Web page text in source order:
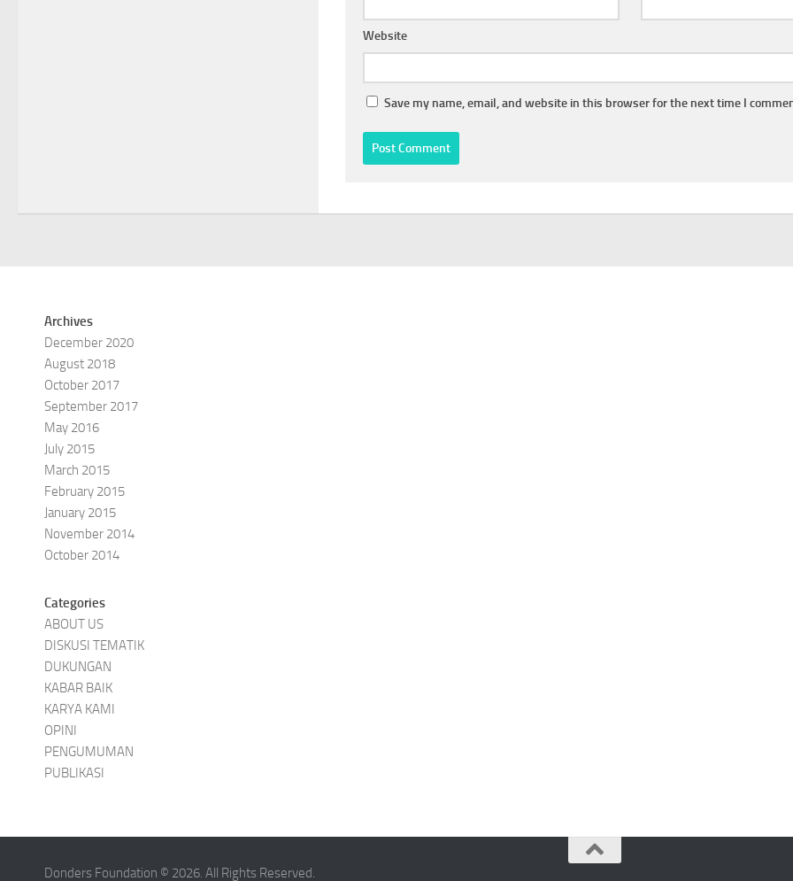
Website
Save my name, email, and website in this browser for the next time I
Archives
December 2020
August 2018
October 2017
September 2017
May 2016
July 2015
March 2015
February 2015
January 2015
November 2014
October 2014
Categories
ABOUT US
DISKUSI TEMATIK
DUKUNGAN
KABAR BAIK
KARYA KAMI
OPINI
PENGUMUMAN
PUBLIKASI
Donders Foundation © 2026. All Rights Reserved.